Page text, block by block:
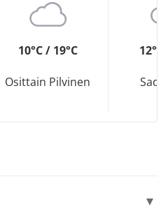
10°C / 19°C
Osittain Pilvinen
12°C